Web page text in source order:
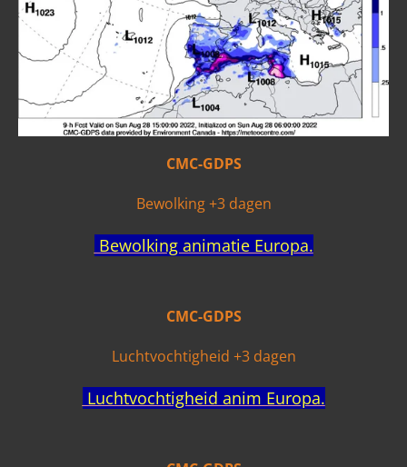
CMC-GDPS
Bewolking +3 dagen
Bewolking animatie Europa.
CMC-GDPS
Luchtvochtigheid +3 dagen
Luchtvochtigheid anim Europa.